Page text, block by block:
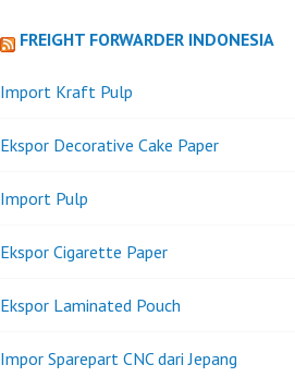
FREIGHT FORWARDER INDONESIA
Import Kraft Pulp
Ekspor Decorative Cake Paper
Import Pulp
Ekspor Cigarette Paper
Ekspor Laminated Pouch
Impor Sparepart CNC dari Jepang